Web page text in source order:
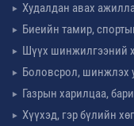
Худалдан авах
Биеийн тамир,
Шүүх шинжилгээний
Боловсрол, шинжлэх
Газрын харилцаа,
Хүүхэд, гэр бүлийн